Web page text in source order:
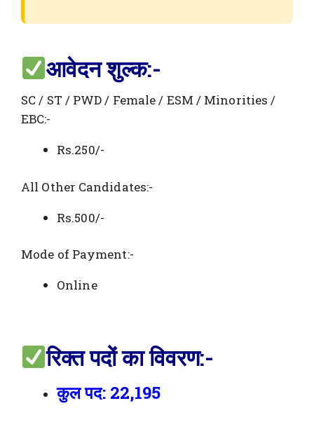
आवेदन शुल्क:-
SC / ST / PWD / Female / ESM / Minorities /
EBC:-
Rs.250/-
All Other Candidates:-
Rs.500/-
Mode of Payment:-
Online
रिक्त पदों का विवरण:-
कुल पद: 22,195